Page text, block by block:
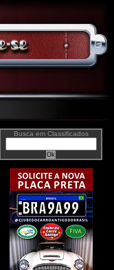
Busca em Classificados